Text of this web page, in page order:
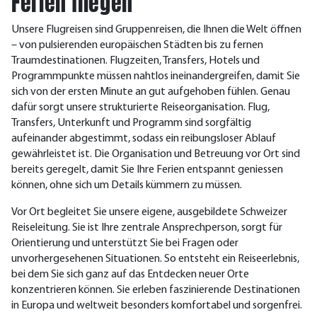
Unsere Flugreisen sind Gruppenreisen, die Ihnen die Welt öffnen
– von pulsierenden europäischen Städten bis zu fernen
Traumdestinationen. Flugzeiten, Transfers, Hotels und
Programmpunkte müssen nahtlos ineinandergreifen, damit Sie
sich von der ersten Minute an gut aufgehoben fühlen. Genau
dafür sorgt unsere strukturierte Reiseorganisation. Flug,
Transfers, Unterkunft und Programm sind sorgfältig
aufeinander abgestimmt, sodass ein reibungsloser Ablauf
gewährleistet ist. Die Organisation und Betreuung vor Ort sind
bereits geregelt, damit Sie Ihre Ferien entspannt geniessen
können, ohne sich um Details kümmern zu müssen.
Vor Ort begleitet Sie unsere eigene, ausgebildete Schweizer
Reiseleitung. Sie ist Ihre zentrale Ansprechperson, sorgt für
Orientierung und unterstützt Sie bei Fragen oder
unvorhergesehenen Situationen. So entsteht ein Reiseerlebnis,
bei dem Sie sich ganz auf das Entdecken neuer Orte
konzentrieren können. Sie erleben faszinierende Destinationen
in Europa und weltweit besonders komfortabel und sorgenfrei.